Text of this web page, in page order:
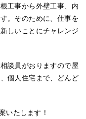
工事から外壁工事、内
。そのために、仕事を
しいことにチャレンジ
談員がおりますので屋
個人住宅まで、どんど
いたします！